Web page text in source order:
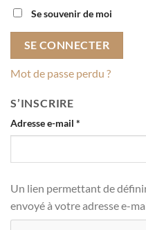
Se souvenir de moi
SE CONNECTER
Mot de passe perdu ?
S’INSCRIRE
Adresse e-mail *
Un lien permettant de
envoyé à votre adresse e-